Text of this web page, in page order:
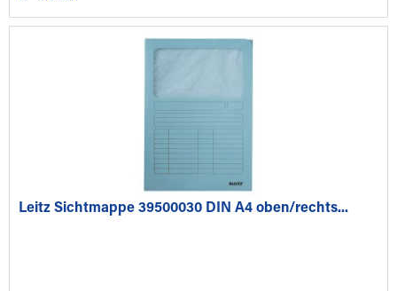
Leitz Sichtmappe 39500030 DIN A4 oben/rechts...